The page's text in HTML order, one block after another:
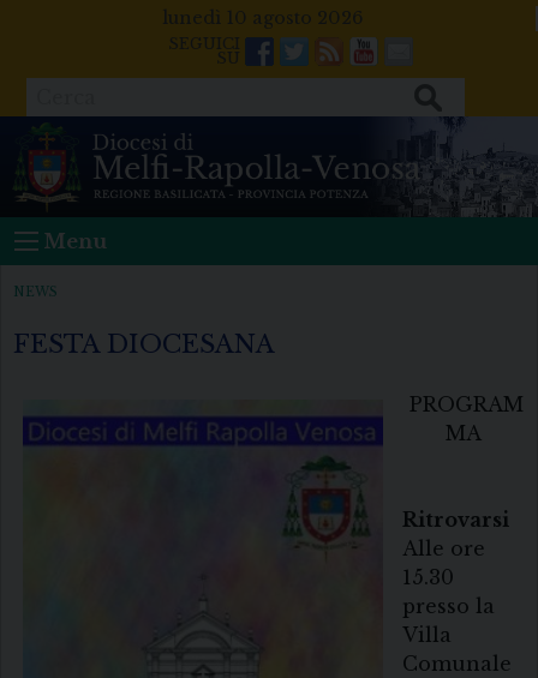
lunedì 10 agosto 2026
Facebook
Twitter
FeedsYoutube
Mail
Menu
NEWS
FESTA DIOCESANA
PROGRAM
MA
Ritrovarsi
Alle ore
15.30
presso la
Villa
Comunale